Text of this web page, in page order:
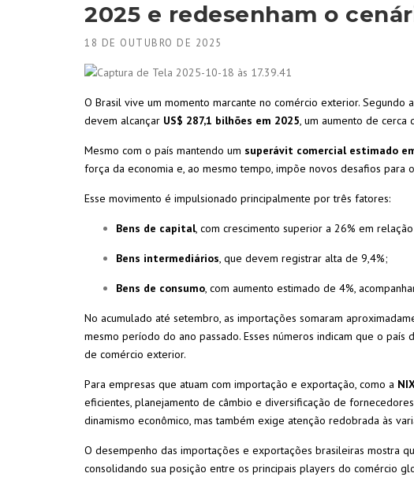
2025 e redesenham o
18 DE OUTUBRO DE 2025
O Brasil vive um momento marcante no comércio exterior. Segundo
devem alcançar US$ 287,1 bilhões em 2025, um aumento de cerca
Mesmo com o país mantendo um superávit comercial estimado
força da economia e, ao mesmo tempo, impõe novos desafios para
Esse movimento é impulsionado principalmente por três fatores:
Bens de capital, com crescimento superior a 26% em
Bens intermediários, que devem registrar alta de 9,4%;
Bens de consumo, com aumento estimado de 4%,
No acumulado até setembro, as importações somaram
mesmo período do ano passado. Esses números indicam que o
de comércio exterior.
Para empresas que atuam com importação e exportação, como a
eficientes, planejamento de câmbio e diversificação de
dinamismo econômico, mas também exige atenção redobrada às
O desempenho das importações e exportações brasileiras mostra
consolidando sua posição entre os principais players do comércio